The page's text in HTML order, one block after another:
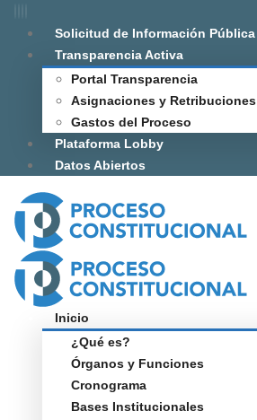
Solicitud de Información Pública
Transparencia Activa
Portal Transparencia
Asignaciones y Retribuciones
Gastos del Proceso
Plataforma Lobby
Datos Abiertos
Inicio
¿Qué es?
Órganos y Funciones
Cronograma
Bases Institucionales